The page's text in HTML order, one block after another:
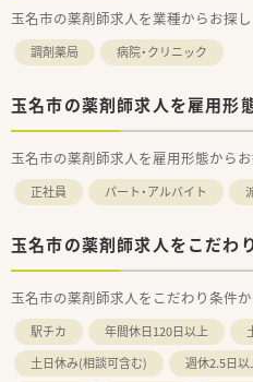
玉名市の薬剤師求人を業種からお探し
調剤薬局 病院・クリニック
玉名市の薬剤師求人を雇用形
玉名市の薬剤師求人を雇用形態からお
正社員 パート・アルバイト
玉名市の薬剤師求人をこだわ
玉名市の薬剤師求人をこだわり条件
駅チカ 年間休日120日以上
土日休み(相談可含む)
週休2.5日以